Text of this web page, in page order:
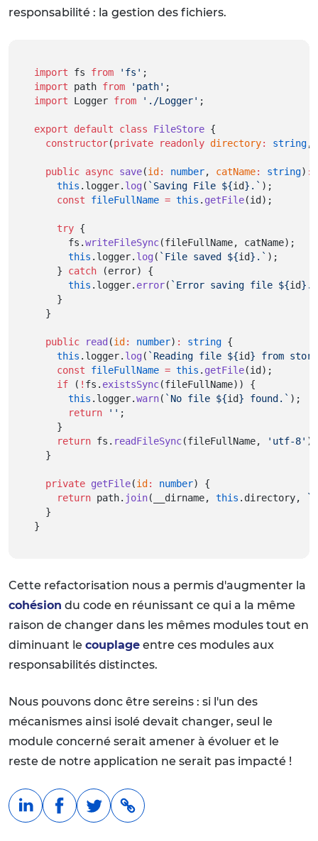
responsabilité : la gestion des fichiers.
import fs from 'fs' ;
import path from 'path' ;
import Logger from './Logger' ;
export default class FileStore {
constructor(private readonly directory: string,
public async save(id : number, catName: string) :
this .logger. log ( `Saving File ${id}.` );
const
fileFullName = this . getFile(id);
try {
      fs.
writeFileSync(fileFullName, catName);
this .logger. log ( `File saved ${id}.` );
    }
catch (error) {
this .logger. error( `Error saving file ${id}.`
    }
  }
public read (id : number) : string {
this .logger. log ( `Reading file ${id} from
const
fileFullName = this . getFile(id);
if ( ! fs. existsSync(fileFullName)) {
this .logger.warn( `No file ${id} found.` );
return
'' ;
    }
return fs. readFileSync(fileFullName, 'utf-8' );
  }
private getFile(id : number) {
return path. join(__dirname, this .directory,
  }
}
Cette refactorisation nous a permis d'augmenter la
cohésion du code en réunissant ce qui a la même
raison de changer dans les mêmes modules tout en
diminuant le couplage entre ces modules aux
responsabilités distinctes.
Nous pouvons donc être sereins : si l'un des
mécanismes ainsi isolé devait changer, seul le
module concerné serait amener à évoluer et le
reste de notre application ne serait pas impacté !